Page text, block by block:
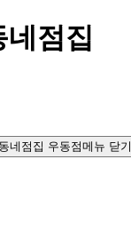
네점집
메뉴 닫기